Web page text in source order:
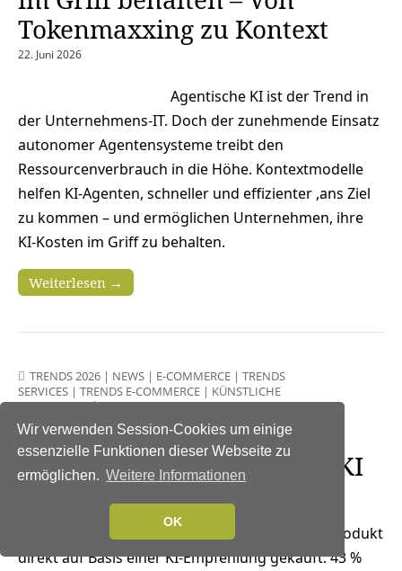
Wir verwenden Session-Cookies um einige
essenzielle Funktionen dieser Webseite zu
ermöglichen. Weitere Informationen
OK
Tokenmaxxing zu Kontext
22. Juni 2026
Agentische KI ist der Trend in
der Unternehmens-IT. Doch der zunehmende Einsatz
autonomer Agentensysteme treibt den
Ressourcenverbrauch in die Höhe. Kontextmodelle
helfen KI-Agenten, schneller und effizienter ,ans Ziel
zu kommen – und ermöglichen Unternehmen, ihre
KI-Kosten im Griff zu behalten.
Weiterlesen →
TRENDS 2026 | NEWS | E-COMMERCE | TRENDS
SERVICES | TRENDS E-COMMERCE | KÜNSTLICHE
INTELLIGENZ|SERVICES
Jeder fünfte Verbraucher
kauft auf Empfehlung von KI
22 % haben bereits ein Produkt
direkt auf Basis einer KI-Empfehlung gekauft. 43 %